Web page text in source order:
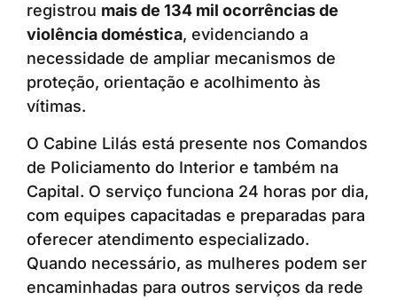
registrou mais de 134 mil ocorrências de
violência doméstica, evidenciando a
necessidade de ampliar mecanismos de
proteção, orientação e acolhimento às
vítimas.
O Cabine Lilás está presente nos Comandos
de Policiamento do Interior e também na
Capital. O serviço funciona 24 horas por dia,
com equipes capacitadas e preparadas para
oferecer atendimento especializado.
Quando necessário, as mulheres podem ser
encaminhadas para outros serviços da rede